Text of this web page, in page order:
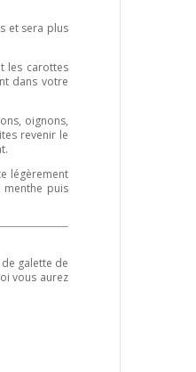
et sera plus
les carottes
dans votre
oignons,
revenir le
légèrement
puis
galette de
vous aurez